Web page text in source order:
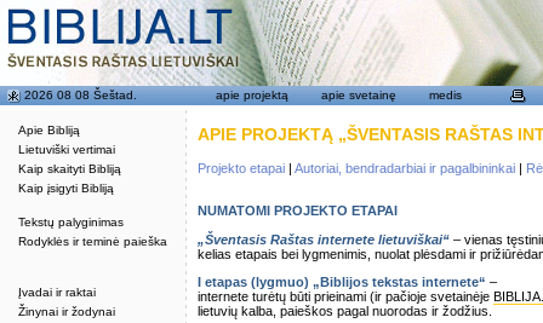
Apie Bibliją
Lietuviški vertimai
Kaip skaityti Bibliją
Kaip įsigyti Bibliją
Tekstų palyginimas
Rodyklės ir teminė paieška
Įvadai ir raktai
Žinynai ir žodynai
2026 08 08 Šeštad. apie projektą apie svetainę medis
APIE PROJEKTĄ „ŠVENTASIS RAŠTAS
Projekto etapai | Autoriai, bendradarbiai ir pagalbininkai |
NUMATOMI PROJEKTO ETAPAI
„Šventasis Raštas internete lietuviškai“ – vienas
kelias etapais bei lygmenimis, nuolat plėsdami ir
I etapas (lygmuo) „Biblijos tekstas internete“ –
internete turėtų būti prieinami (ir pačioje svetainėje
lietuvių kalba, paieškos pagal nuorodas ir žodžius.